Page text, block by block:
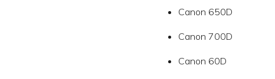
Canon 650D
Canon 700D
Canon 60D